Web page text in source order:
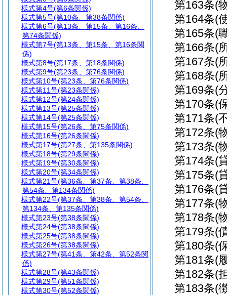
第163条(
第164条(
第165条(
第166条(
第167条(
第168条(
第169条(
第170条(
第171条(
第172条(
第173条(
第174条(
第175条(
第176条(
第177条(
第178条(
第179条(
第180条(
第181条(
第182条(
第183条(
様式第4号(第6条関係)
様式第5号(第10条、第38条関係)
様式第6号(第13条、第15条、第16条、
第74条関係)
様式第7号(第13条、第15条、第16条関
係)
様式第8号(第17条、第18条関係)
様式第9号(第23条、第76条関係)
様式第10号(第23条、第76条関係)
様式第11号(第23条関係)
様式第12号(第24条関係)
様式第13号(第25条関係)
様式第14号(第25条関係)
様式第15号(第26条、第75条関係)
様式第16号(第26条関係)
様式第17号(第27条、第135条関係)
様式第18号(第29条関係)
様式第19号(第30条関係)
様式第20号(第34条関係)
様式第21号(第36条、第37条、第38条、
第54条、第134条関係)
様式第22号(第37条、第38条、第54条、
第134条、第135条関係)
様式第23号(第38条関係)
様式第24号(第38条関係)
様式第25号(第38条関係)
様式第26号(第38条関係)
様式第27号(第41条、第42条、第52条関
係)
様式第28号(第43条関係)
様式第29号(第51条関係)
様式第30号(第52条関係)